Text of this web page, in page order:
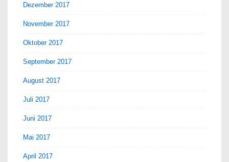
Dezember 2017
November 2017
Oktober 2017
September 2017
August 2017
Juli 2017
Juni 2017
Mai 2017
April 2017